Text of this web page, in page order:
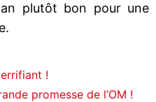
plutôt bon pour une
!
promesse de l’OM !